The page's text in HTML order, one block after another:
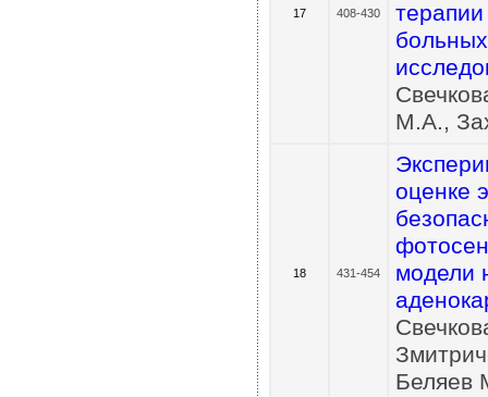
17 408-430
М.А.,
18 431-454
оценке
модели
Беляев